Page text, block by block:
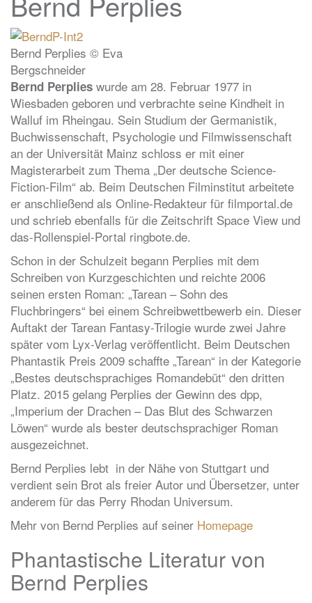
Bernd Perplies © Eva
Bergschneider
Bernd Perplies wurde am 28. Februar 1977 in
Wiesbaden geboren und verbrachte seine Kindheit in
Walluf im Rheingau. Sein Studium der Germanistik,
Buchwissenschaft, Psychologie und Filmwissenschaft
an der Universität Mainz schloss er mit einer
Magisterarbeit zum Thema „Der deutsche Science-
Fiction-Film“ ab. Beim Deutschen Filminstitut arbeitete
er anschließend als Online-Redakteur für filmportal.de
und schrieb ebenfalls für die Zeitschrift Space View und
das-Rollenspiel-Portal ringbote.de.
Schon in der Schulzeit begann Perplies mit dem
Schreiben von Kurzgeschichten und reichte 2006
seinen ersten Roman: „Tarean – Sohn des
Fluchbringers“ bei einem Schreibwettbewerb ein. Dieser
Auftakt der Tarean Fantasy-Trilogie wurde zwei Jahre
später vom Lyx-Verlag veröffentlicht. Beim Deutschen
Phantastik Preis 2009 schaffte „Tarean“ in der Kategorie
„Bestes deutschsprachiges Romandebüt“ den dritten
Platz. 2015 gelang Perplies der Gewinn des dpp,
„Imperium der Drachen – Das Blut des Schwarzen
Löwen“ wurde als bester deutschsprachiger Roman
ausgezeichnet.
Bernd Perplies lebt in der Nähe von Stuttgart und
verdient sein Brot als freier Autor und Übersetzer, unter
anderem für das Perry Rhodan Universum.
Mehr von Bernd Perplies auf seiner Homepage
Phantastische Literatur von
Bernd Perplies